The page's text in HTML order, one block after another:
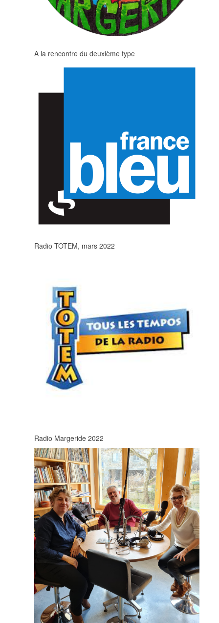
A la rencontre du deuxième type
Radio TOTEM, mars 2022
Radio Margeride 2022